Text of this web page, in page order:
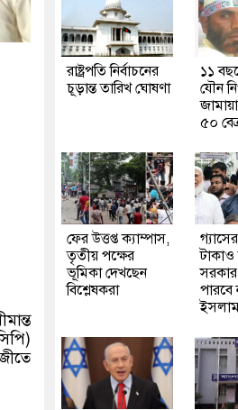
রাষ্ট্রপতি নির্বাচনের
চূড়ান্ত তারিখ ঘোষণা
১১
যৌন
৫০
ফের উত্তপ্ত ক্যাম্পাস,
তৃতীয় পক্ষের
ভূমিকা দেখছেন
বিশ্লেষকরা
টাকাও
পারবে